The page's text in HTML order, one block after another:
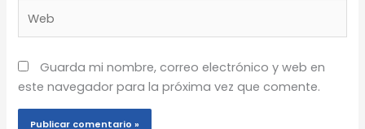
Guarda mi nombre, correo electrónico y web en
este navegador para la próxima vez que comente.